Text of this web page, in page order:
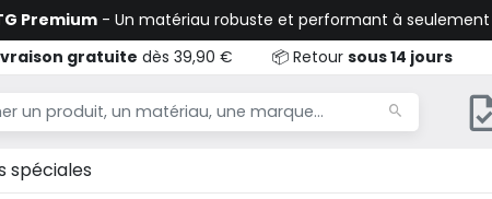
Premium - Un matériau robuste et performant à seulement
gratuite dès 39,90 € 📦 Retour sous 14 jours
spéciales